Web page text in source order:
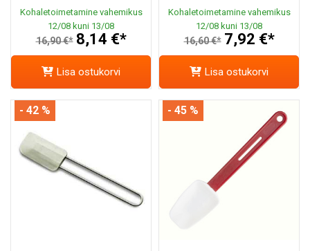
Kohaletoimetamine vahemikus
12/08 kuni 13/08
16,90 €* 8,14 €*
Lisa ostukorvi
Kohaletoimetamine vahemikus
12/08 kuni 13/08
16,60 €* 7,92 €*
Lisa ostukorvi
- 42 % - 45 %